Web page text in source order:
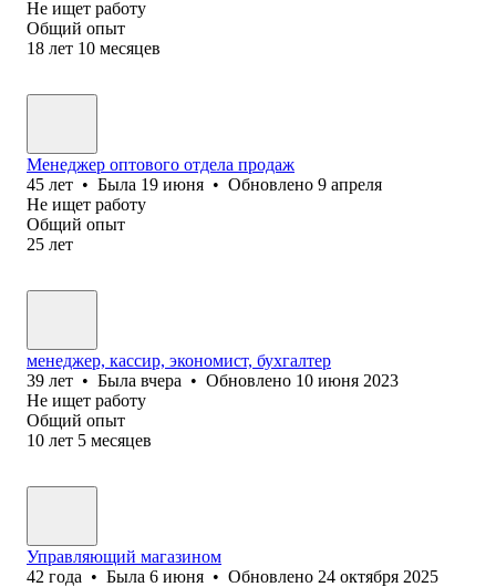
Не ищет работу
Общий опыт
18 лет 10 месяцев
Менеджер оптового отдела продаж
45 лет • Была 19 июня • Обновлено 9 апреля
Не ищет работу
Общий опыт
25 лет
менеджер, кассир, экономист, бухгалтер
39 лет • Была вчера • Обновлено 10 июня 2023
Не ищет работу
Общий опыт
10 лет 5 месяцев
Управляющий магазином
42 года • Была 6 июня • Обновлено 24 октября 2025